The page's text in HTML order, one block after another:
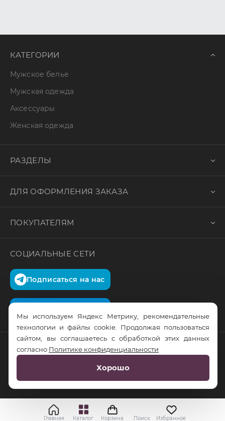
КАТЕГОРИИ
Мужское белье
Мужская одежда
Аксессуары
Женская одежда
РАЗДЕЛЫ
ДЛЯ ОФОРМЛЕНИЯ ЗАКАЗА
ПОКУПАТЕЛЯМ
СОЦИАЛЬНЫЕ СЕТИ
Подписаться на нас
© RusTrus. 2011-2026. Все права защищены
RS Digital
Главная Каталог Корзина Поиск Избранное
Мы используем Яндекс Метрику, рекомендательные
технологии и файлы cookie. Продолжая пользоваться
сайтом, вы соглашаетесь с обработкой этих данных
согласно Политике конфиденциальности
Хорошо